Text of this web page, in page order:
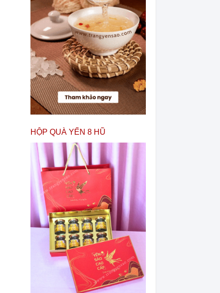
HỘP QUÀ YẾN 8 HŨ